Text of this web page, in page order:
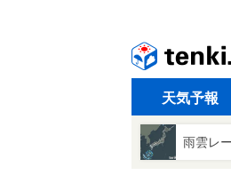
天気予報
雨雲レ